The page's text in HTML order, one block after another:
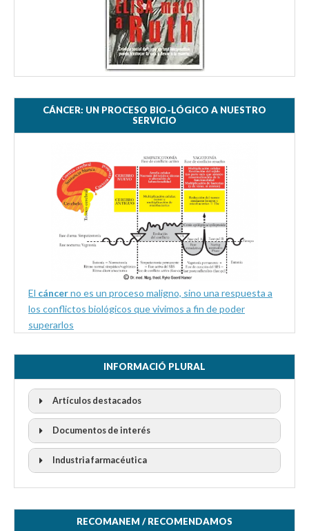
CÁNCER: UN PROCESO BIO-LÓGICO A NUESTRO
SERVICIO
El cáncerno es un proceso maligno, sino una respuesta a
los conflictos biológicos que vivimos a fin de poder
superarlos
INFORMACIÓ PLURAL
Artículos destacados
Documentos de interés
Industria farmacéutica
RECOMANEM / RECOMENDAMOS